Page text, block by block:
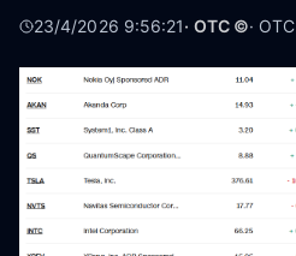
23/4/2026 9:56:21· OTC ©· OTC